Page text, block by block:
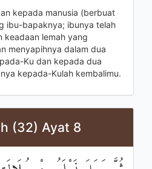
kepada manusia (berbuat
ibu-bapaknya; ibunya telah
keadaan lemah yang
menyapihnya dalam dua
Ku dan kepada dua
kepada-Kulah kembalimu.
(32) Ayat 8